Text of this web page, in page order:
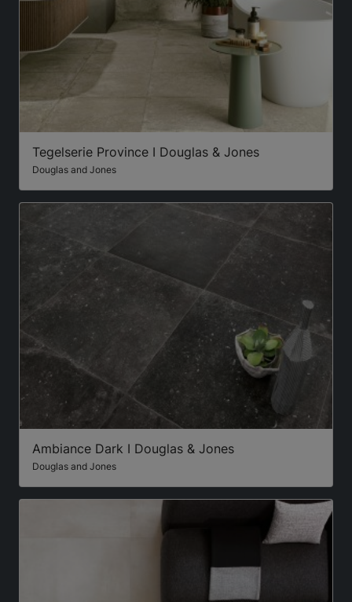
Tegelserie Province I Douglas & Jones
Douglas and Jones
Ambiance Dark I Douglas & Jones
Douglas and Jones